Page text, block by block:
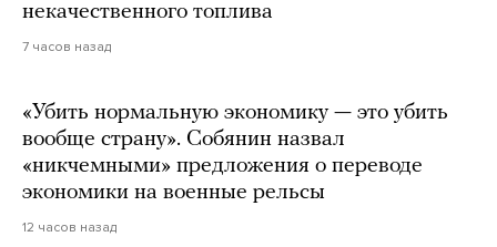
некачественного топлива
7 часов назад
«Убить нормальную экономику — это убить
вообще страну». Собянин назвал
«никчемными» предложения о переводе
экономики на военные рельсы
12 часов назад